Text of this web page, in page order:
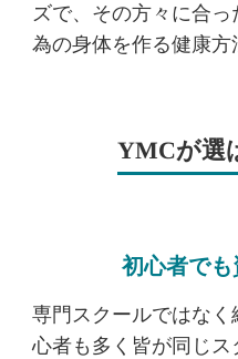
ズで、その方々に合
為の身体を作る健康方
YMCが選
初心者で
専門スクールではな
心者も多く皆が同じス